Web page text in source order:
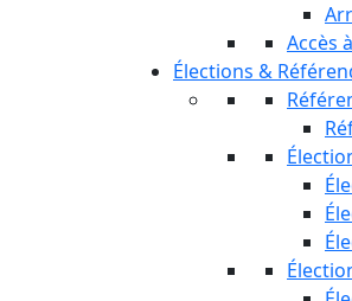
Accès
Élections &